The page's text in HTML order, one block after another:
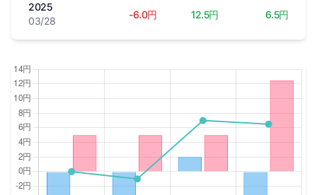
2025
03/28
-6.0円 12.5円 6.5円